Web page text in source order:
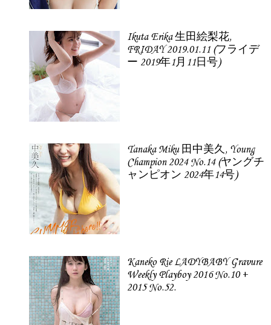
Ikuta Erika 生田絵梨花,
FRIDAY 2019.01.11 (フライデ
ー 2019年1月11日号)
Tanaka Miku 田中美久, Young
Champion 2024 No.14 (ヤングチ
ャンピオン 2024年14号)
Kaneko Rie LADYBABY Gravure
Weekly Playboy 2016 No.10 +
2015 No.52.